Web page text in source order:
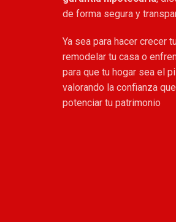
de forma segura y
Ya sea para hacer crecer
remodelar tu casa o
para que tu hogar sea el
valorando la confianza
potenciar tu patrimonio